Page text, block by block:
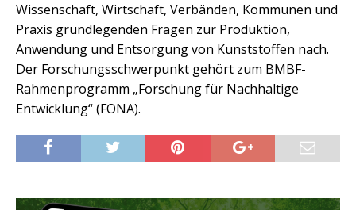
Wissenschaft, Wirtschaft, Verbänden, Kommunen und
Praxis grundlegenden Fragen zur Produktion,
Anwendung und Entsorgung von Kunststoffen nach.
Der Forschungsschwerpunkt gehört zum BMBF-
Rahmenprogramm „Forschung für Nachhaltige
Entwicklung“ (FONA).